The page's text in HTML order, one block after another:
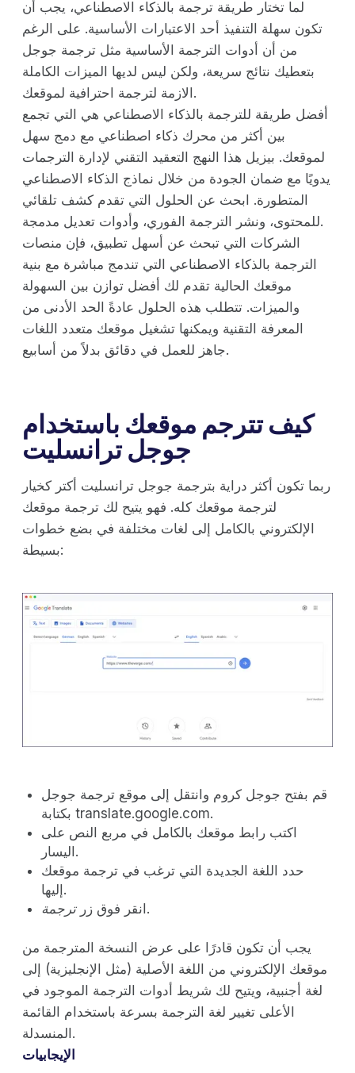
لما تختار طريقة ترجمة بالذكاء الاصطناعي، يجب أن
تكون سهلة التنفيذ أحد الاعتبارات الأساسية. على الرغم
من أن أدوات الترجمة الأساسية مثل ترجمة جوجل
بتعطيك نتائج سريعة، ولكن ليس لديها الميزات الكاملة
الازمة لترجمة احترافية لموقعك.
أفضل طريقة للترجمة بالذكاء الاصطناعي هي التي تجمع
بين أكثر من محرك ذكاء اصطناعي مع دمج سهل
لموقعك. بيزيل هذا النهج التعقيد التقني لإدارة الترجمات
يدويًا مع ضمان الجودة من خلال نماذج الذكاء الاصطناعي
المتطورة. ابحث عن الحلول التي تقدم كشف تلقائي
للمحتوى، ونشر الترجمة الفوري، وأدوات تعديل مدمجة.
الشركات التي تبحث عن أسهل تطبيق، فإن منصات
الترجمة بالذكاء الاصطناعي التي تندمج مباشرة مع بنية
موقعك الحالية تقدم لك أفضل توازن بين السهولة
والميزات. تتطلب هذه الحلول عادةً الحد الأدنى من
المعرفة التقنية ويمكنها تشغيل موقعك متعدد اللغات
جاهز للعمل في دقائق بدلاً من أسابيع.
كيف تترجم موقعك باستخدام
جوجل ترانسليت
ربما تكون أكثر دراية بترجمة جوجل ترانسليت أكتر كخيار
لترجمة موقعك كله. فهو يتيح لك ترجمة موقعك
الإلكتروني بالكامل إلى لغات مختلفة في بضع خطوات
بسيطة:
قم بفتح جوجل كروم وانتقل إلى موقع ترجمة جوجل
بكتابة translate.google.com.
اكتب رابط موقعك بالكامل في مربع النص على
اليسار.
حدد اللغة الجديدة التي ترغب في ترجمة موقعك
إليها.
انقر فوق زرترجمة .
يجب أن تكون قادرًا على عرض النسخة المترجمة من
موقعك الإلكتروني من اللغة الأصلية (مثل الإنجليزية) إلى
لغة أجنبية، ويتيح لك شريط أدوات الترجمة الموجود في
الأعلى تغيير لغة الترجمة بسرعة باستخدام القائمة
المنسدلة.
الإيجابيات